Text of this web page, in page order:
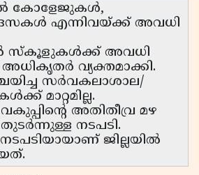
കോളേജുകൾ,
എന്നിവയ്ക്ക് അവധി
സ്കൂളുകൾക്ക് അവധി
വ്യക്തമാക്കി.
സർവകലാശാല/
മാറ്റമില്ല.
അതിതീവ്ര മഴ
തുടർന്നുള്ള നടപടി.
ജില്ലയിൽ